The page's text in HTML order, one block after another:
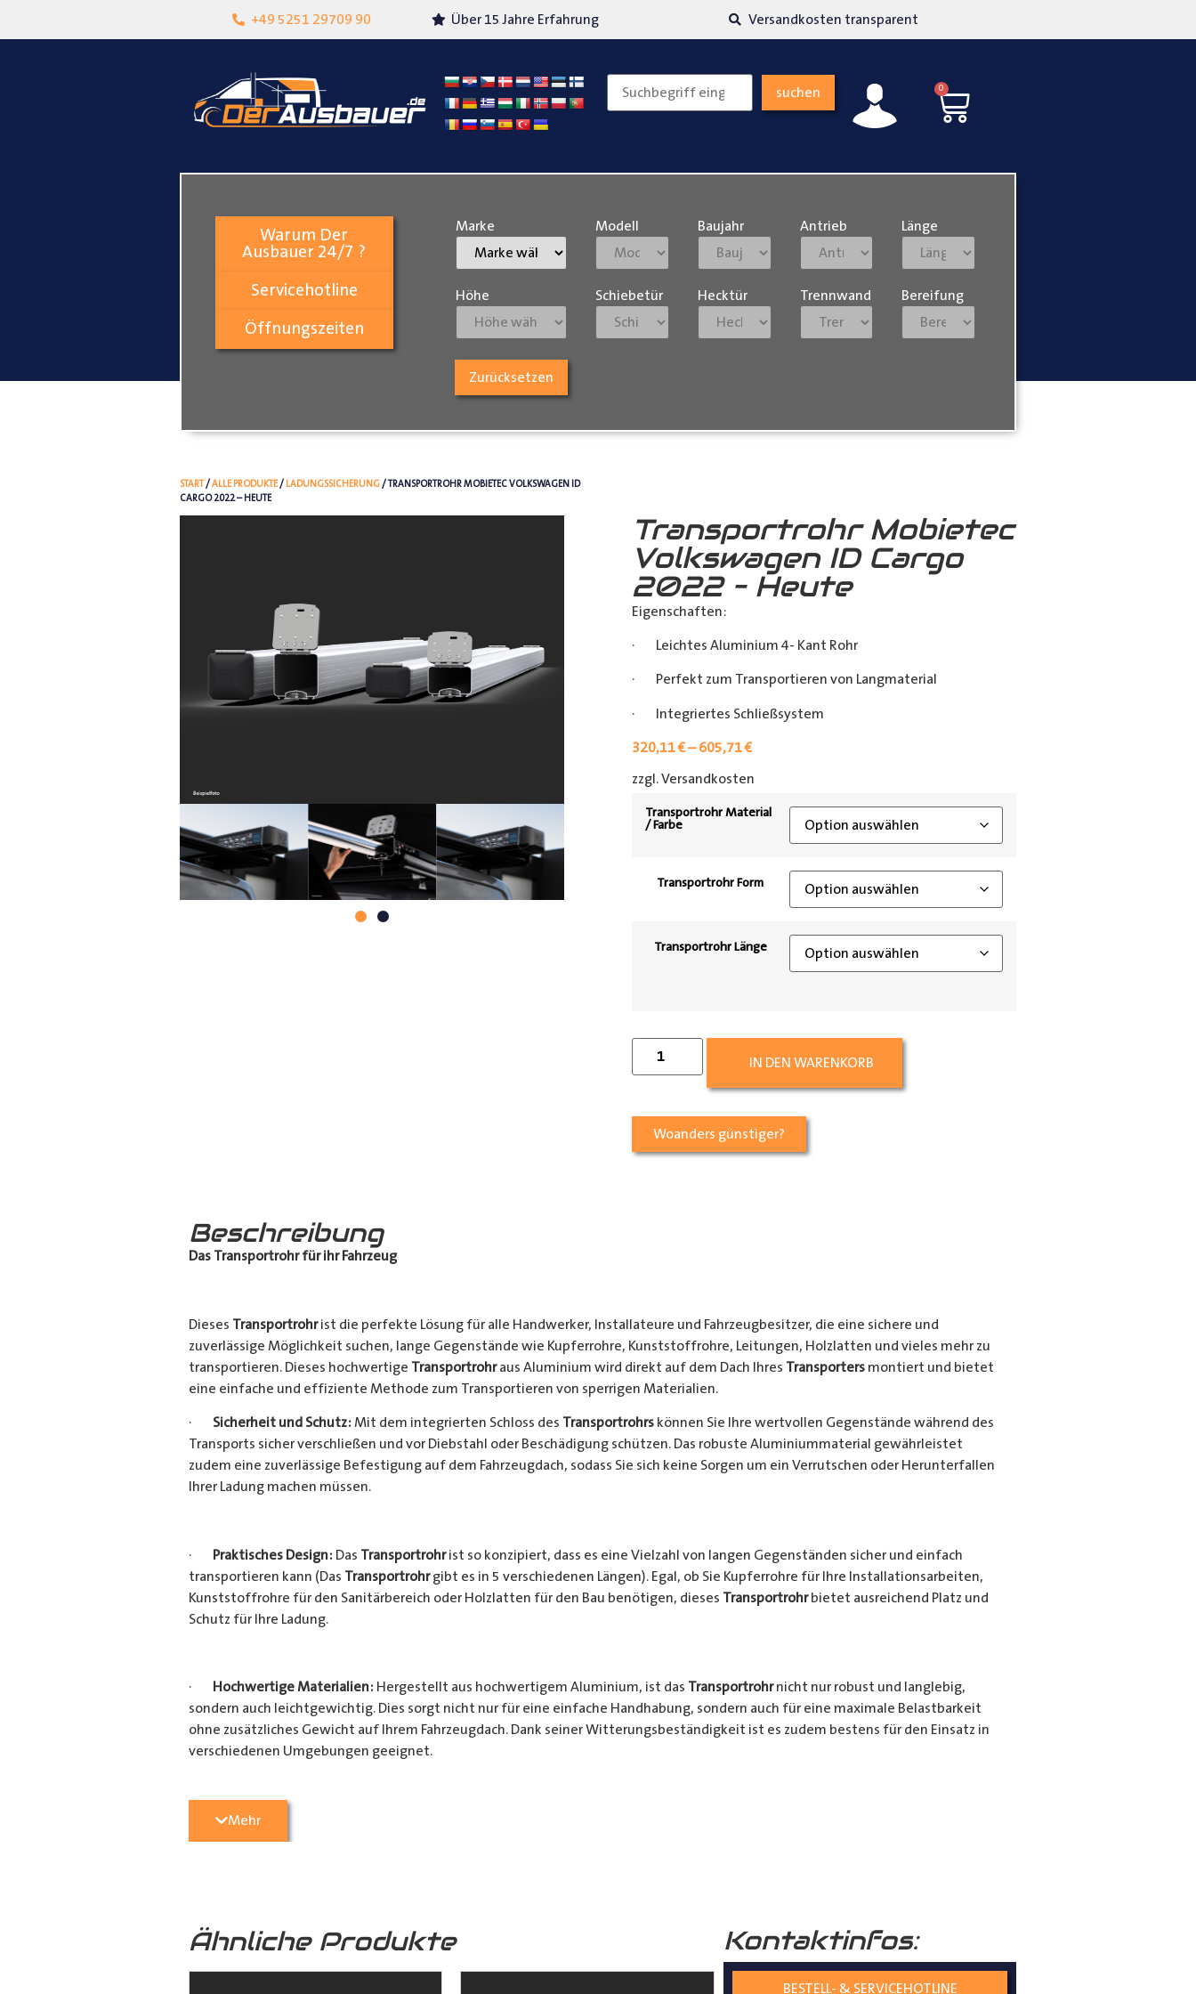
+49 5251 29709 90
Lokalgeschäft in Paderborn Über 15 Jahre Erfahrung Versandkosten transparent
suchen 0
Warum Der
Ausbauer 24/7 ?
Servicehotline
Öffnungszeiten
Marke Modell Baujahr Antrieb Länge
Höhe Schiebetür Hecktür Trennwand Bereifung
Zurücksetzen
START/ALLE PRODUKTE/ LADUNGSSICHERUNG/ TRANSPORTROHR MOBIETEC VOLKSWAGEN ID
CARGO 2022 – HEUTE
Transportrohr Mobietec
Volkswagen ID Cargo
2022 – Heute
Eigenschaften:
· Leichtes Aluminium 4- Kant Rohr
· Perfekt zum Transportieren von Langmaterial
· Integriertes Schließsystem
320,11€–605,71€
zzgl. Versandkosten
Transportrohr Material
/ Farbe
Transportrohr Form
Transportrohr Länge
IN DEN WARENKORB
Woanders günstiger?
Beschreibung
Das Transportrohr für ihr Fahrzeug
Dieses Transportrohrist die perfekte Lösung für alle Handwerker, Installateure und Fahrzeugbesitzer, die eine sichere und
zuverlässige Möglichkeit suchen, lange Gegenstände wie Kupferrohre, Kunststoffrohre, Leitungen, Holzlatten und vieles mehr zu
transportieren. Dieses hochwertige Transportrohraus Aluminium wird direkt auf dem Dach Ihres Transportersmontiert und bietet
eine einfache und effiziente Methode zum Transportieren von sperrigen Materialien.
· Sicherheit und Schutz: Mit dem integrierten Schloss des Transportrohrskönnen Sie Ihre wertvollen Gegenstände während des
Transports sicher verschließen und vor Diebstahl oder Beschädigung schützen. Das robuste Aluminiummaterial gewährleistet
zudem eine zuverlässige Befestigung auf dem Fahrzeugdach, sodass Sie sich keine Sorgen um ein Verrutschen oder Herunterfallen
Ihrer Ladung machen müssen.
· Praktisches Design: Das Transportrohrist so konzipiert, dass es eine Vielzahl von langen Gegenständen sicher und einfach
transportieren kann (Das Transportrohrgibt es in 5 verschiedenen Längen). Egal, ob Sie Kupferrohre für Ihre Installationsarbeiten,
Kunststoffrohre für den Sanitärbereich oder Holzlatten für den Bau benötigen, dieses Transportrohrbietet ausreichend Platz und
Schutz für Ihre Ladung.
· Hochwertige Materialien: Hergestellt aus hochwertigem Aluminium, ist das Transportrohrnicht nur robust und langlebig,
sondern auch leichtgewichtig. Dies sorgt nicht nur für eine einfache Handhabung, sondern auch für eine maximale Belastbarkeit
ohne zusätzliches Gewicht auf Ihrem Fahrzeugdach. Dank seiner Witterungsbeständigkeit ist es zudem bestens für den Einsatz in
verschiedenen Umgebungen geeignet.
Vielseitige Anwendungsmöglichkeiten:
Heimwerkerprojekten, dieses
·Verschiedene Variationen:DasTransportrohr
Mehr
Ähnliche Produkte Kontaktinfos:
BESTELL- & SERVICEHOTLINE